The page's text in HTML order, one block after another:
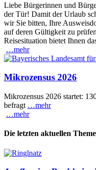
Liebe Bürgerinnen und
der Tür! Damit der Urlaub
wir Sie bitten, Ihre
auf deren Gültigkeit zu
Reisesituation bietet Ihnen
…mehr
Mikrozensus 2026
Mikrozensus 2026 startet:
befragt …mehr
…mehr
Die letzten aktuellen